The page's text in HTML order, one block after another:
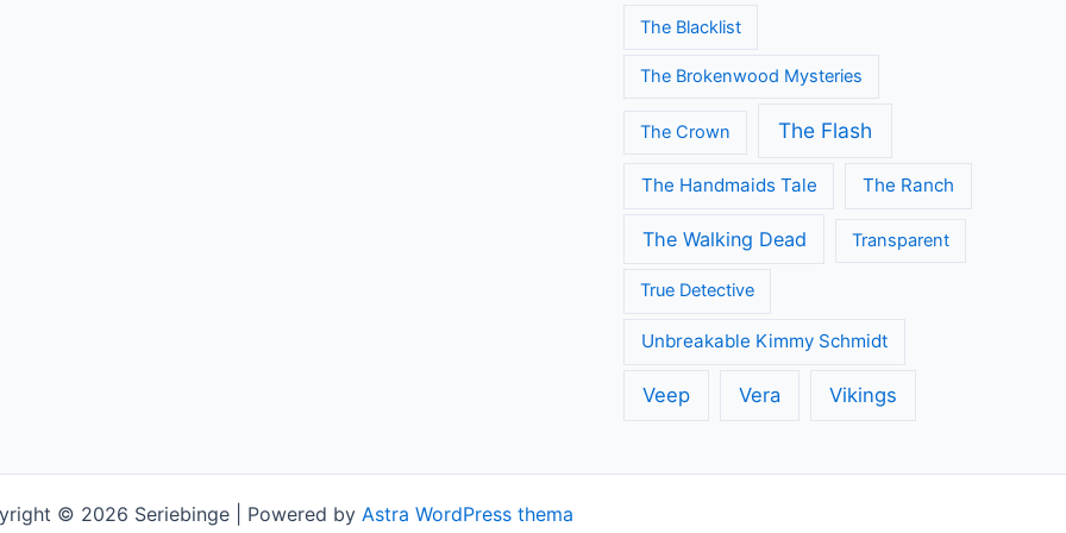
The Blacklist
The Brokenwood Mysteries
The Crown The Flash
The Handmaids Tale The Ranch
The Walking Dead Transparent
True Detective
Unbreakable Kimmy Schmidt
Veep Vera Vikings
© 2026 Seriebinge | Powered by Astra WordPress thema